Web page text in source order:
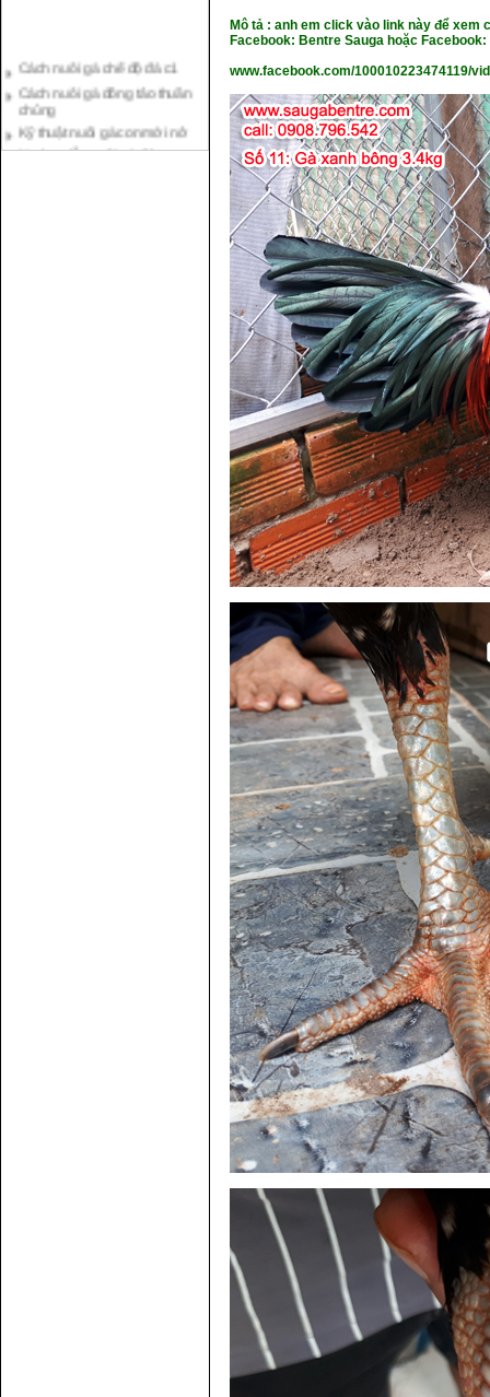
Cách nuôi gà đông tảo thuần
Kỹ thuật nuôi gà con mới nở
Hướng dẫn nuôi gà đá
Tại sao bạn cần biết cách nuôi
Mô tả : anh em click vào link này để
Facebook: Bentre Sauga hoặc Facebook:
www.facebook.com/100010223474119/